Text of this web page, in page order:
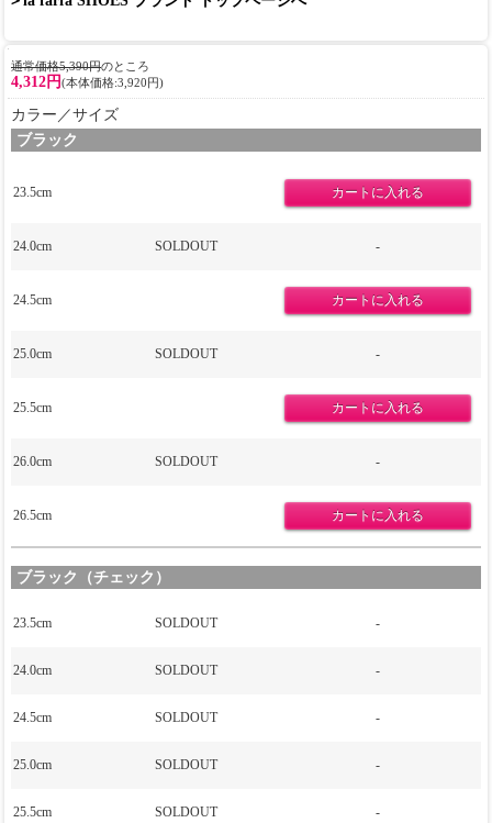
通常価格5,390円のところ
4,312円(本体価格:3,920円)
カラー／サイズ
ブラック
23.5cm
24.0cm SOLDOUT -
24.5cm
25.0cm SOLDOUT -
25.5cm
26.0cm SOLDOUT -
26.5cm
ブラック（チェック）
23.5cm SOLDOUT -
24.0cm SOLDOUT -
24.5cm SOLDOUT -
25.0cm SOLDOUT -
25.5cm SOLDOUT -